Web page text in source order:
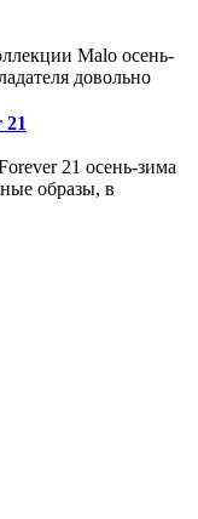
Malo осень-
довольно
21
21 осень-зима
образы, в